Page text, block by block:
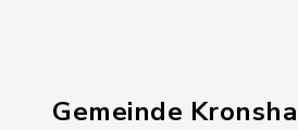
Gemeinde